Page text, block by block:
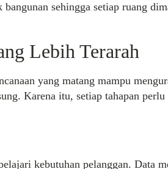
sehingga setiap ruang
Lebih Terarah
yang matang mampu
Karena itu, setiap tahapan
kebutuhan pelanggan. Data